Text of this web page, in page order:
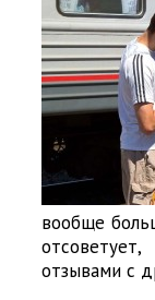
вообще
отзывами с